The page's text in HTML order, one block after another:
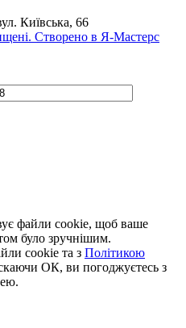
Київська, 66
Створено в Я-Мастерс
файли cookie, щоб ваше
було зручнішим.
cookie та з Політикою
ОК, ви погоджуєтесь з